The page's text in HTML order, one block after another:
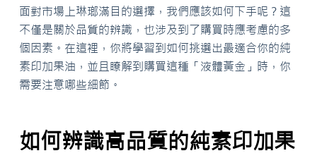
面對市場上琳瑯滿目的選擇，我們應該如何下手呢？這
不僅是關於品質的辨識，也涉及到了購買時應考慮的多
個因素。在這裡，你將學習到如何挑選出最適合你的純
素印加果油，並且瞭解到購買這種「液體黃金」時，你
需要注意哪些細節。
如何辨識高品質的純素印加果